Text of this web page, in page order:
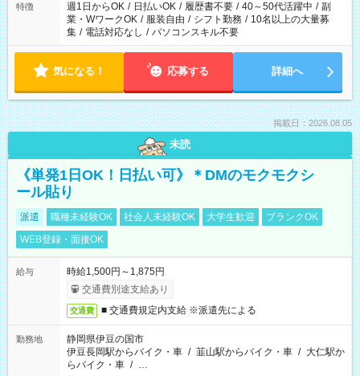
特徴 週1日からOK / 日払いOK / 履歴書不要 / 40～50代活躍中 / 副
業・WワークOK / 服装自由 / シフト勤務 / 10名以上の大量募
集 / 電話対応なし / パソコンスキル不要
気になる！ 応募する 詳細へ
掲載日：2026.08.05
未読
《単発1日OK！日払い可》＊DMのモクモクシ
ール貼り
派遣 職種未経験OK 社会人未経験OK 大学生歓迎
ブランクOK
WEB登録・面接OK
給与
時給1,500円～1,875円
交通費別途支給あり
交通費 ■ 交通費規定内支給 ※派遣先による
勤務地
静岡県伊豆の国市
伊豆長岡駅からバイク・車 / 韮山駅からバイク・車 / 大仁駅か
らバイク・車 / …